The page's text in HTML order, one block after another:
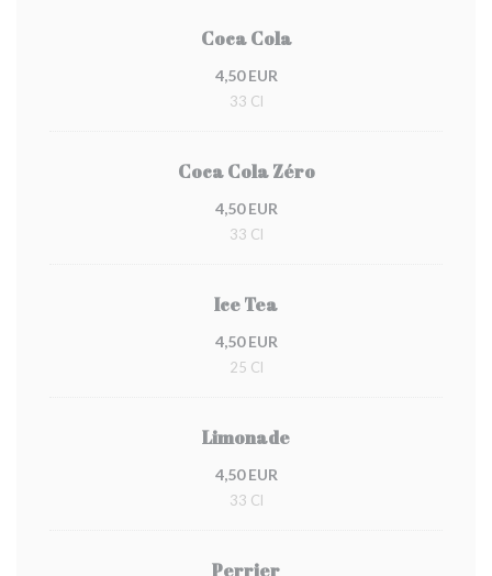
Coca Cola
4,50 EUR
33 Cl
Coca Cola Zéro
4,50 EUR
33 Cl
Ice Tea
4,50 EUR
25 Cl
Limonade
4,50 EUR
33 Cl
Perrier